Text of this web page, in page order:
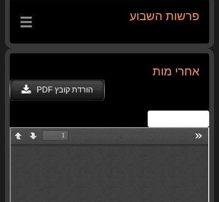
פרשות השבוע
אחרי מות
הורדת קובץ PDF